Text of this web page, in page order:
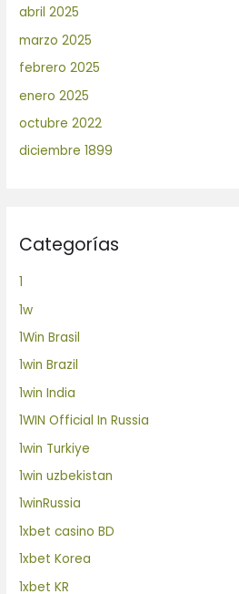
abril 2025
marzo 2025
febrero 2025
enero 2025
octubre 2022
diciembre 1899
Categorías
1
1w
1Win Brasil
1win Brazil
1win India
1WIN Official In Russia
1win Turkiye
1win uzbekistan
1winRussia
1xbet casino BD
1xbet Korea
1xbet KR